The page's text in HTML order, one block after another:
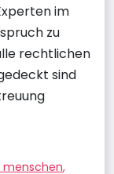
im
zu
rechtlichen
sind
,